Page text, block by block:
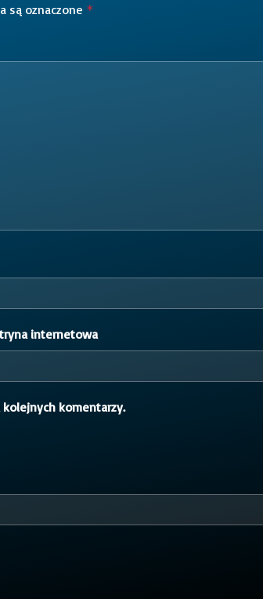
są oznaczone *
internetowa
komentarzy.